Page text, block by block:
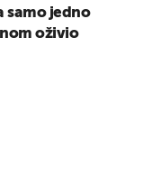
samo jedno
oživio